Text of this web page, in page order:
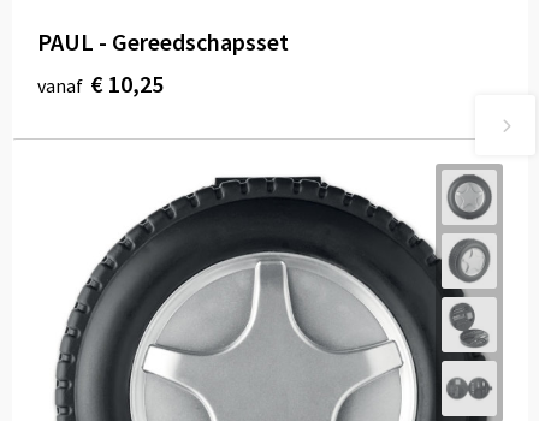
PAUL - Gereedschapsset
vanaf € 10,25